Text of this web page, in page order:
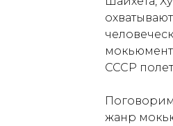
СССР
жанр